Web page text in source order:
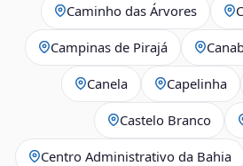
Caminho das Árvores
Campinas de Pirajá
Canela Capelinha
Castelo Branco
Centro Administrativo da Bahia